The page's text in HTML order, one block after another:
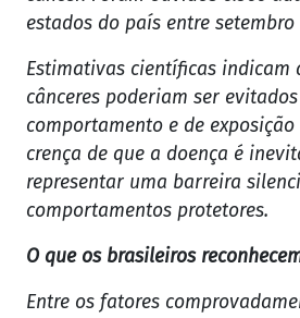
estados do país entre
Estimativas científicas indicam
cânceres poderiam ser
comportamento e de
crença de que a doença é
representar uma barreira
comportamentos protetores.
O que os brasileiros
Entre os fatores